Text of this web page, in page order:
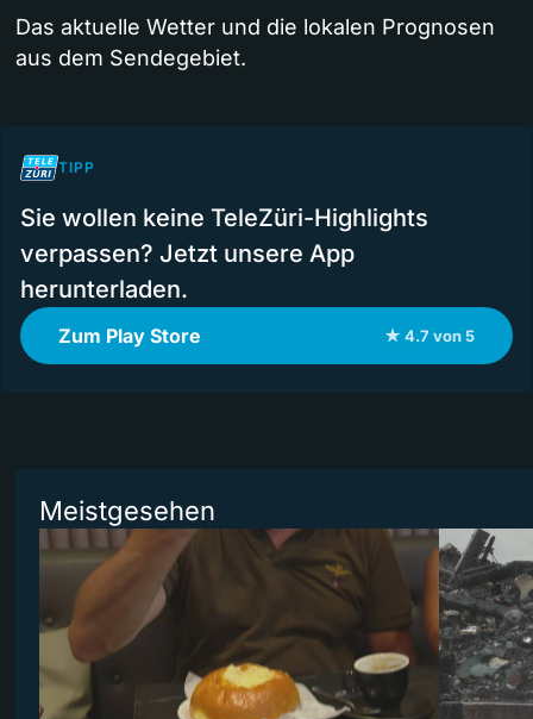
Das aktuelle Wetter und die lokalen Prognosen
aus dem Sendegebiet.
TIPP
Sie wollen keine TeleZüri-Highlights
verpassen? Jetzt unsere App
herunterladen.
Zum Play Store ★ 4.7 von 5
Meistgesehen